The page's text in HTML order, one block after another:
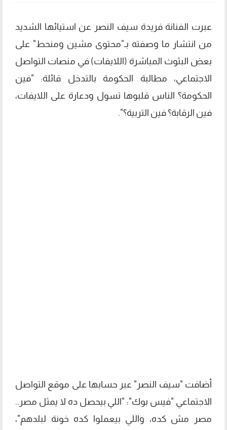
عبرت الفنانة فريدة سيف النصر عن استيائها الشديد
من انتشار ما وصفته بـ"محتوى مشين ومنحط" على
بعض البثوث المباشرة (اللايفات) في منصات التواصل
الاجتماعي، مطالبة الحكومة بالتدخل قائلة: "فين
الحكومة؟ الناس قلبوها تسول ودعارة على اللايفات،
فين الرقابة؟ فين التربية؟".
أضافت "سيف النصر" عبر حسابها على موقع التواصل
الاجتماعي "فيس بوك": "اللي بيحصل ده لا يمثل مصر..
مصر مش كده، واللي بيعملوا كده خونة لبلدهم"،